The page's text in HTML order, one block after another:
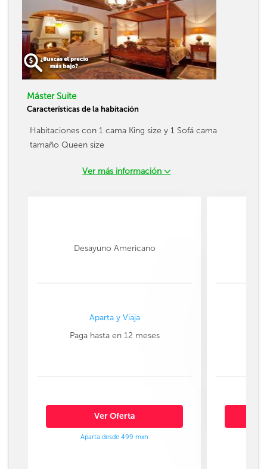
Máster Suite
Características de la habitación
Habitaciones con 1 cama King size y 1 Sofá cama
tamaño Queen size
Ver más información
Desayuno Americano
Aparta y Viaja
Paga hasta en 12 meses
Ver Oferta
Aparta desde 499 mxn